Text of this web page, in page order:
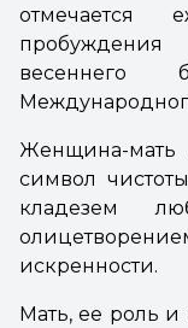
весеннего
Женщина-
символ
кладезем
искренности.
Мать, ее роль и